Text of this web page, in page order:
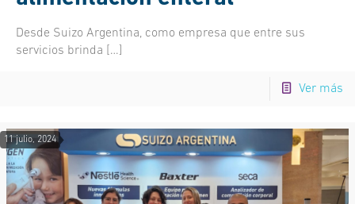
Desde Suizo Argentina, como empresa que entre sus
servicios brinda […]
Ver más
11 julio, 2024